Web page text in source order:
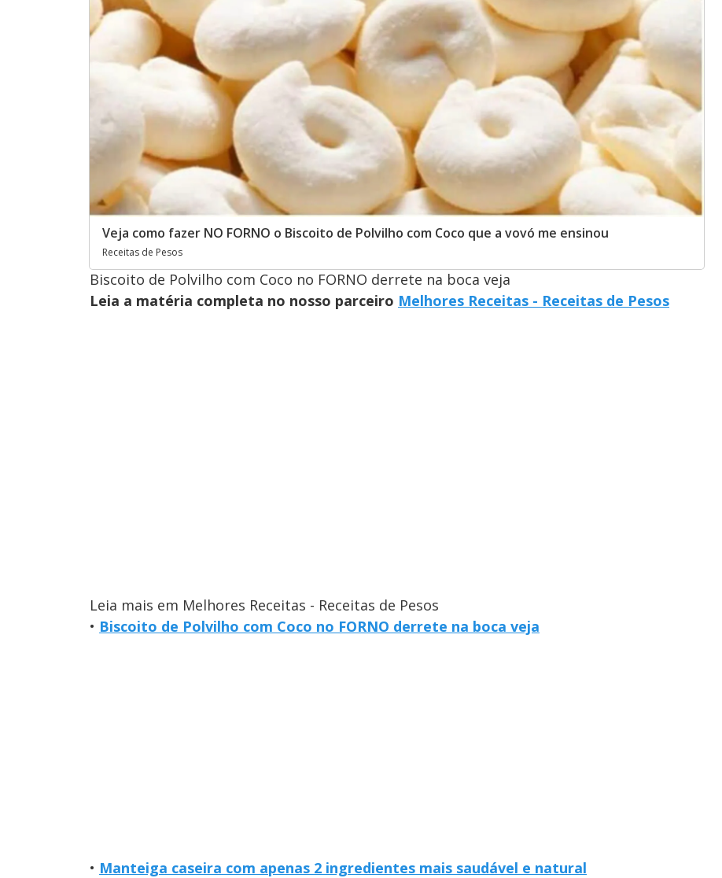
Veja como fazer NO FORNO o Biscoito de Polvilho com Coco que a vovó me ensinou
Receitas de Pesos
Biscoito de Polvilho com Coco no FORNO derrete na boca veja
Leia a matéria completa no nosso parceiro Melhores Receitas - Receitas de Pesos
Leia mais em Melhores Receitas - Receitas de Pesos
• Biscoito de Polvilho com Coco no FORNO derrete na boca veja
• Manteiga caseira com apenas 2 ingredientes mais saudável e natural